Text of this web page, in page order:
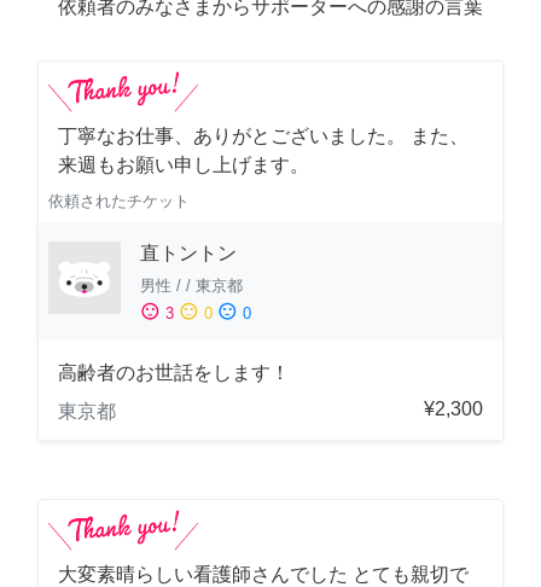
依頼者のみなさまからサポーターへの感謝の言葉
丁寧なお仕事、ありがとございました。 また、
来週もお願い申し上げます。
依頼されたチケット
直トントン
男性 / / 東京都
sentiment_satisfied 3 sentiment_neutral 0 sentiment_dissatisfied 0
高齢者のお世話をします！
東京都
¥2,300
大変素晴らしい看護師さんでした とても親切で